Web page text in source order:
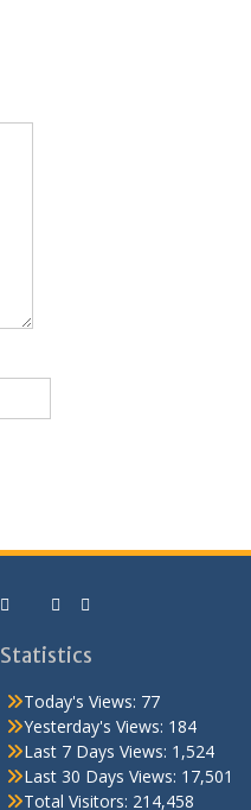
Statistics
Today's Views: 77
Yesterday's Views: 184
Last 7 Days Views: 1,524
Last 30 Days Views: 17,501
Total Visitors: 214,458